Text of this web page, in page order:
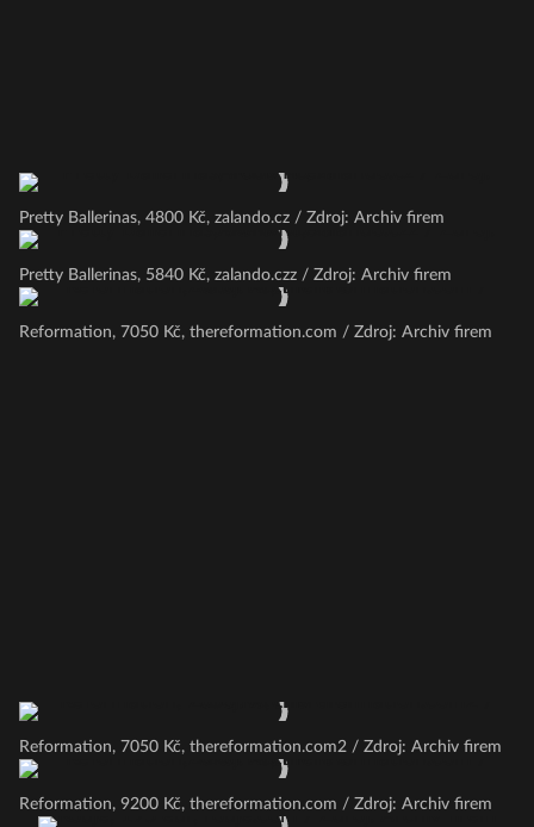
Pretty Ballerinas, 4800 Kč, zalando.cz / Zdroj: Archiv firem
Pretty Ballerinas, 5840 Kč, zalando.czz / Zdroj: Archiv firem
Reformation, 7050 Kč, thereformation.com / Zdroj: Archiv firem
Reformation, 7050 Kč, thereformation.com2 / Zdroj: Archiv firem
Reformation, 9200 Kč, thereformation.com / Zdroj: Archiv firem